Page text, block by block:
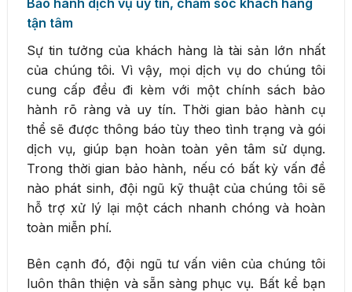
Bảo hành dịch vụ uy tín, chăm sóc khách hàng
tận tâm
Sự tin tưởng của khách hàng là tài sản lớn nhất
của chúng tôi. Vì vậy, mọi dịch vụ do chúng tôi
cung cấp đều đi kèm với một chính sách bảo
hành rõ ràng và uy tín. Thời gian bảo hành cụ
thể sẽ được thông báo tùy theo tình trạng và gói
dịch vụ, giúp bạn hoàn toàn yên tâm sử dụng.
Trong thời gian bảo hành, nếu có bất kỳ vấn đề
nào phát sinh, đội ngũ kỹ thuật của chúng tôi sẽ
hỗ trợ xử lý lại một cách nhanh chóng và hoàn
toàn miễn phí.
Bên cạnh đó, đội ngũ tư vấn viên của chúng tôi
luôn thân thiện và sẵn sàng phục vụ. Bất kể bạn